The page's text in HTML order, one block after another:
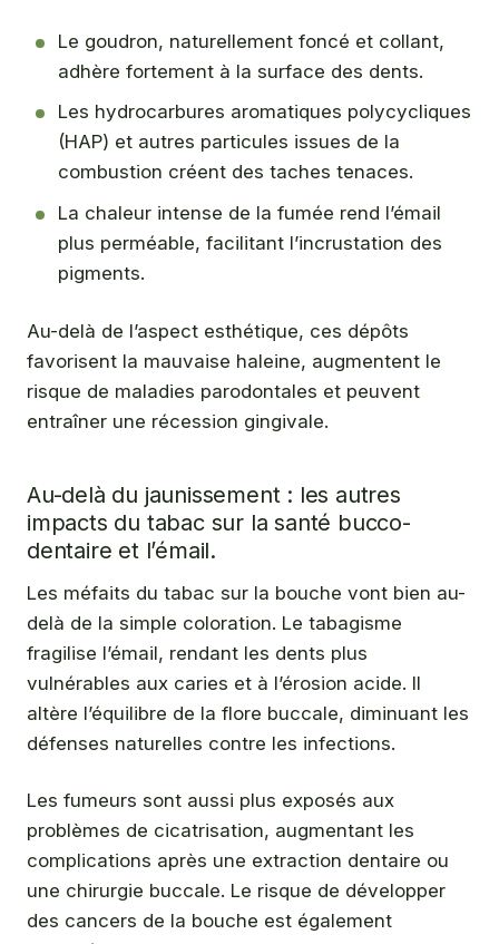
Le goudron, naturellement foncé et collant,
adhère fortement à la surface des dents.
Les hydrocarbures aromatiques polycycliques
(HAP) et autres particules issues de la
combustion créent des taches tenaces.
La chaleur intense de la fumée rend l’émail
plus perméable, facilitant l’incrustation des
pigments.
Au-delà de l’aspect esthétique, ces dépôts
favorisent la mauvaise haleine, augmentent le
risque de maladies parodontales et peuvent
entraîner une récession gingivale.
Au-delà du jaunissement : les autres
impacts du tabac sur la santé bucco-
dentaire et l’émail.
Les méfaits du tabac sur la bouche vont bien au-
delà de la simple coloration. Le tabagisme
fragilise l’émail, rendant les dents plus
vulnérables aux caries et à l’érosion acide. Il
altère l’équilibre de la flore buccale, diminuant les
défenses naturelles contre les infections.
Les fumeurs sont aussi plus exposés aux
problèmes de cicatrisation, augmentant les
complications après une extraction dentaire ou
une chirurgie buccale. Le risque de développer
des cancers de la bouche est également